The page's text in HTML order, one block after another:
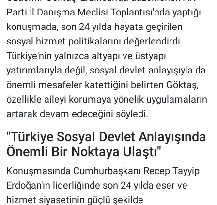
Parti İl Danışma Meclisi Toplantısı'nda yaptığı
konuşmada, son 24 yılda hayata geçirilen
sosyal hizmet politikalarını değerlendirdi.
Türkiye'nin yalnızca altyapı ve üstyapı
yatırımlarıyla değil, sosyal devlet anlayışıyla da
önemli mesafeler katettiğini belirten Göktaş,
özellikle aileyi korumaya yönelik uygulamaların
artarak devam edeceğini söyledi.
"Türkiye Sosyal Devlet Anlayışında
Önemli Bir Noktaya Ulaştı"
Konuşmasında Cumhurbaşkanı Recep Tayyip
Erdoğan'ın liderliğinde son 24 yılda eser ve
hizmet siyasetinin güçlü şekilde